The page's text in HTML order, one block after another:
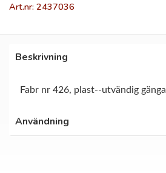
Art.nr: 2437036
Beskrivning
Fabr nr 426, plast--utvändig gänga
Användning